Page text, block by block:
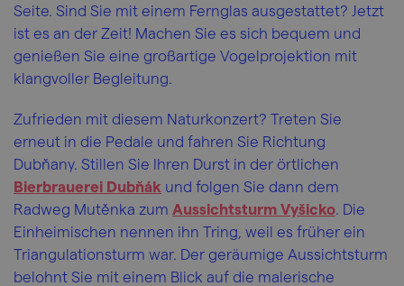
Seite. Sind Sie mit einem Fernglas ausgestattet? Jetzt
ist es an der Zeit! Machen Sie es sich bequem und
genießen Sie eine großartige Vogelprojektion mit
klangvoller Begleitung.
Zufrieden mit diesem Naturkonzert? Treten Sie
erneut in die Pedale und fahren Sie Richtung
Dubňany. Stillen Sie Ihren Durst in der örtlichen
Bierbrauerei Dubňák und folgen Sie dann dem
Radweg Mutěnka zum Aussichtsturm Vyšicko. Die
Einheimischen nennen ihn Tring, weil es früher ein
Triangulationsturm war. Der geräumige Aussichtsturm
belohnt Sie mit einem Blick auf die malerische